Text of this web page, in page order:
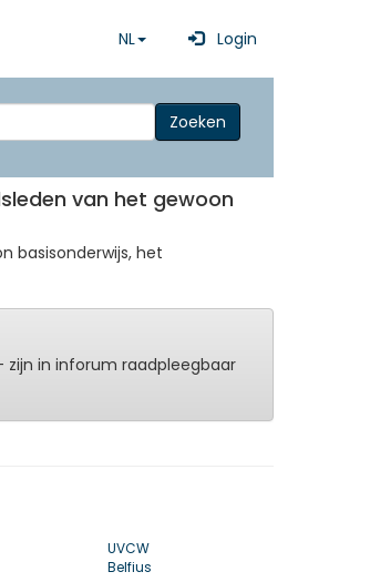
NL Login
Zoeken
van het gewoon
basisonderwijs, het
zijn in inforum raadpleegbaar
UVCW
Belfius